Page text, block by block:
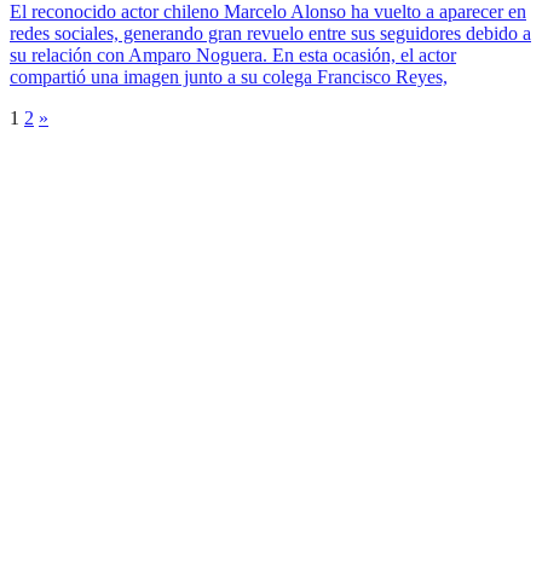
El reconocido actor chileno Marcelo Alonso ha vuelto a aparecer en
redes sociales, generando gran revuelo entre sus seguidores debido a
su relación con Amparo Noguera. En esta ocasión, el actor
compartió una imagen junto a su colega Francisco Reyes,
1 2 »